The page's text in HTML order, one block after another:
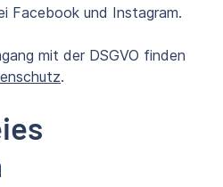
Facebook und Instagram.
mit der DSGVO finden
.